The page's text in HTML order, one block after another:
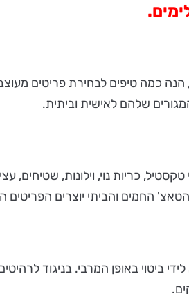
כמה טיפים לבחירת פריטים
שלהם לאישית וביתית.
כריות נוי, וילונות,
החמים והביתי יוצרים הפריטים
ביטוי באופן המרבי. בניגוד